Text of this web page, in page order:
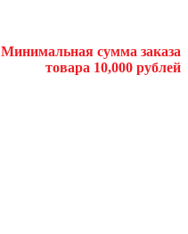
Минимальная сумма заказа
товара 10,000 рублей